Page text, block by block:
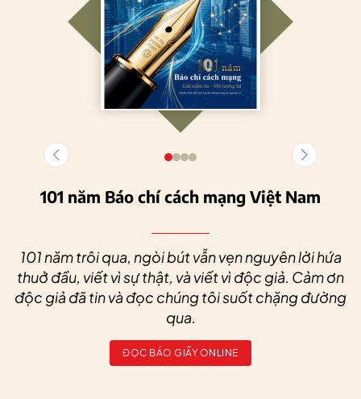
101 năm Báo chí cách mạng Việt Nam
101 năm trôi qua, ngòi bút vẫn vẹn nguyên lời hứa
thuở đầu, viết vì sự thật, và viết vì độc giả. Cảm ơn
độc giả đã tin và đọc chúng tôi suốt chặng đường
qua.
ĐỌC BÁO GIẤY ONLINE